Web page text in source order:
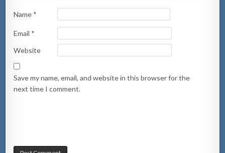
Name *
Email *
Website
Save my name, email, and website in this browser for the
next time I comment.